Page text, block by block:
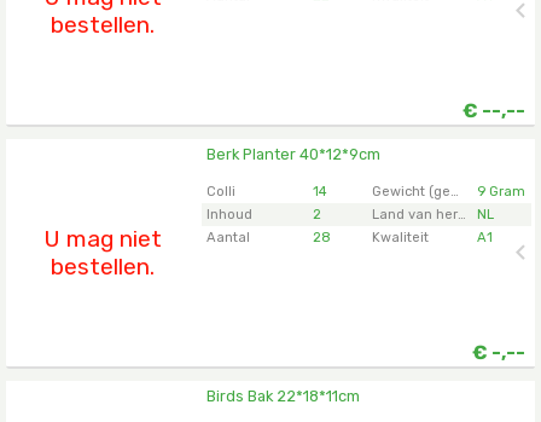
bestellen.
€ --,--
U mag niet
bestellen.
Berk Planter 40*12*9cm
Colli 14 Gewicht (gemiddeld)
9 Gram
Inhoud
2 Land van herkomst
NL
Aantal
28 Kwaliteit A1
€ -,--
Berk Planter 40*12*9cm
U moet ingelogd zijn om te kunnen kopen.Klik hier
Birds Bak 22*18*11cm
Birds Bak 22*18*11cm